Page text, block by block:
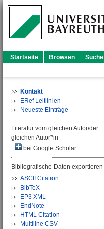
Startseite Browsen Suche
Kontakt
ERef Leitlinien
Neueste Einträge
Literatur vom gleichen Autor/der
gleichen Autor*in
bei Google Scholar
Bibliografische Daten exportieren
ASCII Citation
BibTeX
EP3 XML
EndNote
HTML Citation
Multiline CSV